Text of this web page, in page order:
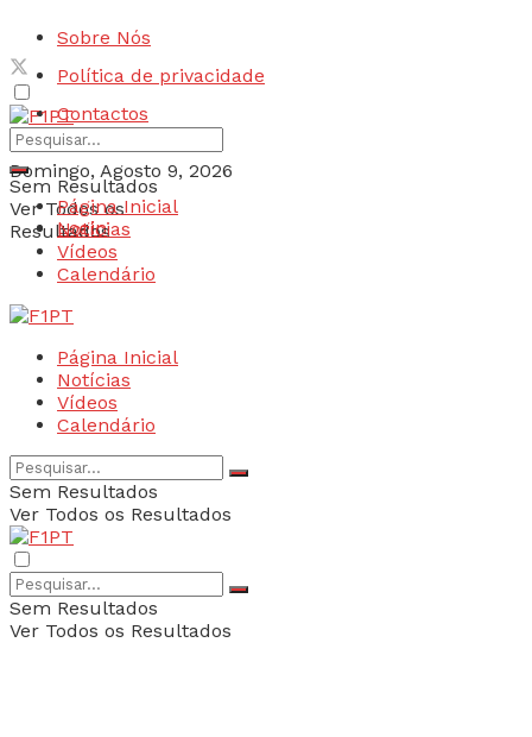
Sobre Nós
Política de privacidade
Contactos
Domingo, Agosto 9, 2026
Login
Sem Resultados
Ver Todos os
Resultados
Página Inicial
Notícias
Vídeos
Calendário
Página Inicial
Notícias
Vídeos
Calendário
Sem Resultados
Ver Todos os Resultados
Sem Resultados
Ver Todos os Resultados